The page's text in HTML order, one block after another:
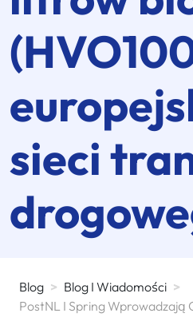
sieci
Blog > Blog I Wiadomości >